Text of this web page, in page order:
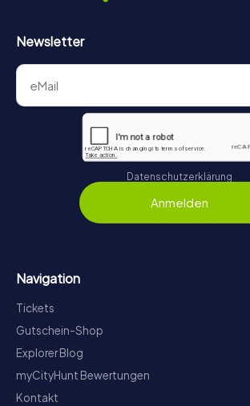
Newsletter
Datenschutzerklärung
Anmelden
Navigation
Tickets
Gutschein-Shop
Explorer Blog
myCityHunt Bewertungen
Kontakt